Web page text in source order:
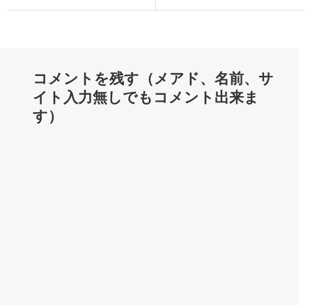
コメントを残す（メアド、名前、サ
イト入力無しでもコメント出来ま
す）